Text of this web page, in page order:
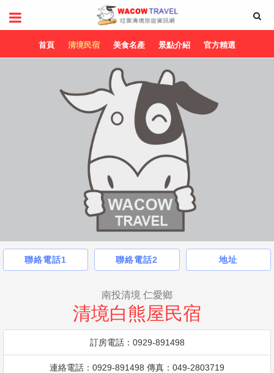
首頁 清境民宿 美食名產 景點介紹 官方精選
聯絡電話1 聯絡電話2 地址
南投清境 仁愛鄉
清境白熊屋民宿
訂房電話：0929-891498
連絡電話：0929-891498 傳真：049-2803719